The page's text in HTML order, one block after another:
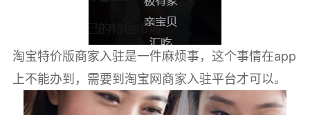
淘宝特价版商家入驻是一件麻烦事，这个事情在app
上不能办到，需要到淘宝网商家入驻平台才可以。